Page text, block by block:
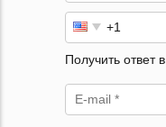
Получить ответ в